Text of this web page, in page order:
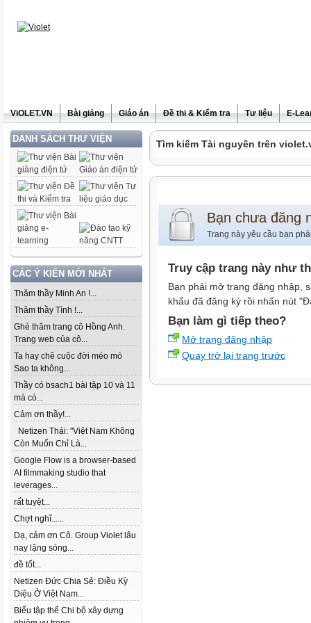
ViOLET.VN Bài giảng Giáo án Đề thi & Kiểm tra Tư liệu E-
DANH SÁCH THƯ VIỆN
CÁC Ý KIẾN MỚI NHẤT
Thăm thầy Minh An !...
Thăm thầy Tình !...
Ghé thăm trang cô Hồng Anh.
Trang web của cô...
Ta hay chê cuộc đời méo mó
Sao ta không...
Thầy có bsach1 bài tập 10 và 11
mà có...
Cảm ơn thầy!...
Netizen Thái: "Việt Nam Không
Còn Muốn Chỉ Là...
Google Flow is a browser-based
AI filmmaking studio that
leverages...
rất tuyệt...
Chợt nghĩ......
Dạ, cảm ơn Cô. Group Violet lâu
nay lặng sóng...
đề tốt...
Netizen Đức Chia Sẻ: Điều Kỳ
Diệu Ở Việt Nam...
Biểu tập thể Chi bộ xây dựng
Tìm kiếm Tài nguyên trên
Bạn chưa đăng
Trang này yêu cầu bạn
Truy cập trang này như
Bạn phải mở trang đăng nhập,
khẩu đã đăng ký rồi nhấn nút
Bạn làm gì tiếp theo?
Mở trang đăng nhập
Quay trở lại trang trước